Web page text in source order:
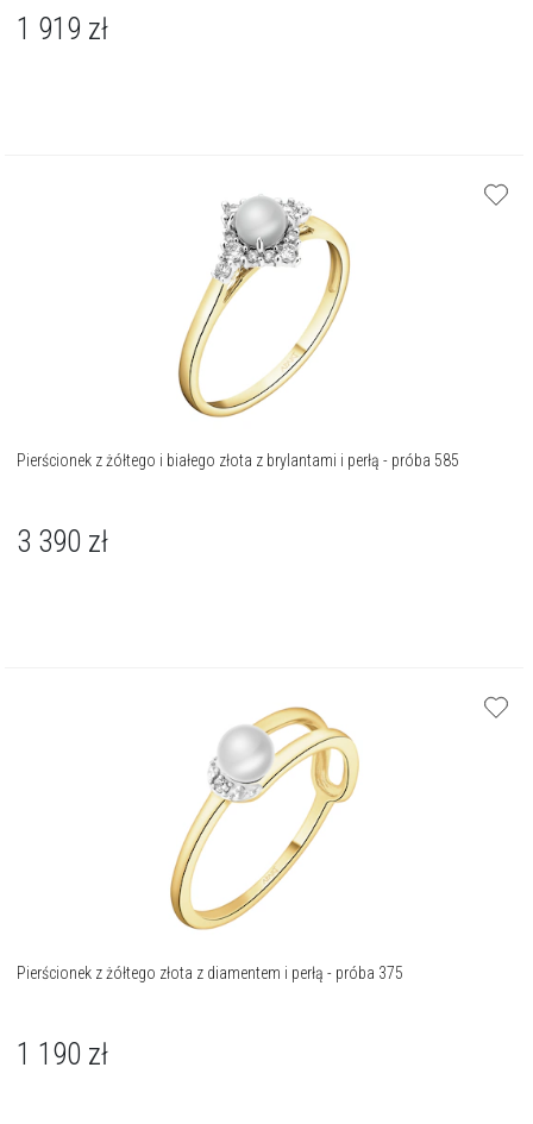
1 919 zł
Pierścionek z żółtego i białego złota z brylantami i perłą - próba 585
3 390 zł
Pierścionek z żółtego złota z diamentem i perłą - próba 375
1 190 zł